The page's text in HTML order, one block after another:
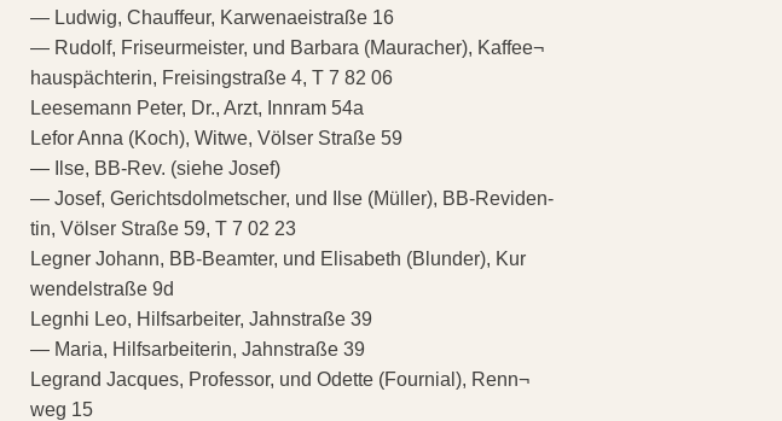
— Ludwig, Chauffeur, Karwenaeistraße 16
— Rudolf, Friseurmeister, und Barbara (Mauracher), Kaffee¬
hauspächterin, Freisingstraße 4, T 7 82 06
Leesemann Peter, Dr., Arzt, Innram 54a
Lefor Anna (Koch), Witwe, Völser Straße 59
— Ilse, BB-Rev. (siehe Josef)
— Josef, Gerichtsdolmetscher, und Ilse (Müller), BB-Reviden-
tin, Völser Straße 59, T 7 02 23
Legner Johann, BB-Beamter, und Elisabeth (Blunder), Kur
wendelstraße 9d
Legnhi Leo, Hilfsarbeiter, Jahnstraße 39
— Maria, Hilfsarbeiterin, Jahnstraße 39
Legrand Jacques, Professor, und Odette (Fournial), Renn¬
weg 15